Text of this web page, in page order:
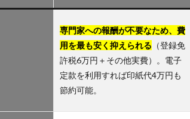
専門家への報酬が不要なため、費
用を最も安く抑えられる （登録免
許税6万円＋その他実費）。電子
定款を利用すれば印紙代4万円も
節約可能。